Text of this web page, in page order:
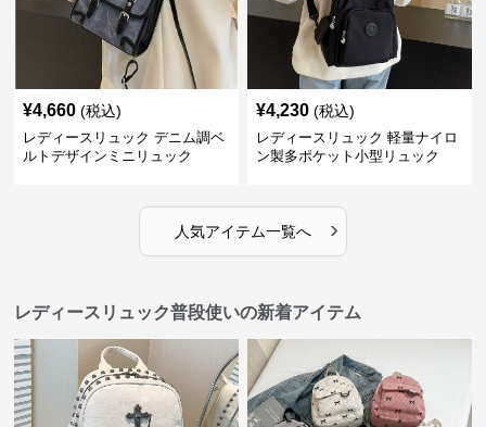
¥4,660 (税込)
レディースリュック デニム調ベ
ルトデザインミニリュック
¥4,230 (税込)
レディースリュック 軽量ナイロ
ン製多ポケット小型リュック
人気アイテム一覧へ ›
レディースリュック普段使いの新着アイテム